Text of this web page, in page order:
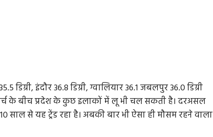
इंदौर 36.8 डिग्री, ग्वालियार 36.1 जबलपुर 36.0 डिग्री
के बीच प्रदेश के कुछ इलाकों में लू भी चल सकती है। दरअसल
साल से यह ट्रेंड रहा है। अबकी बार भी ऐसा ही मौसम रहने वाला